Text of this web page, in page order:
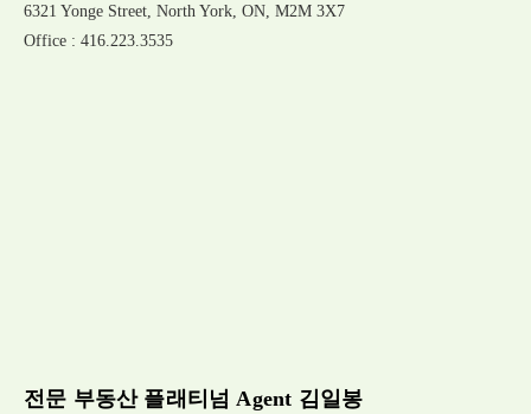
6321 Yonge Street, North York, ON, M2M 3X7
Office : 416.223.3535
전문 부동산 플래티넘 Agent 김일봉